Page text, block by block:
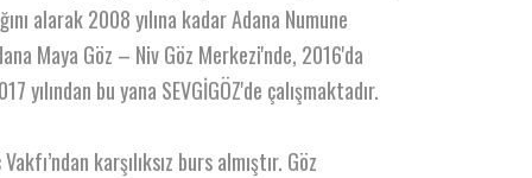
alarak 2008 yılına kadar Adana Numune
Maya Göz – Niv Göz Merkezi'nde, 2016'da
yılından bu yana SEVGİGÖZ'de çalışmaktadır.
karşılıksız burs almıştır. Göz